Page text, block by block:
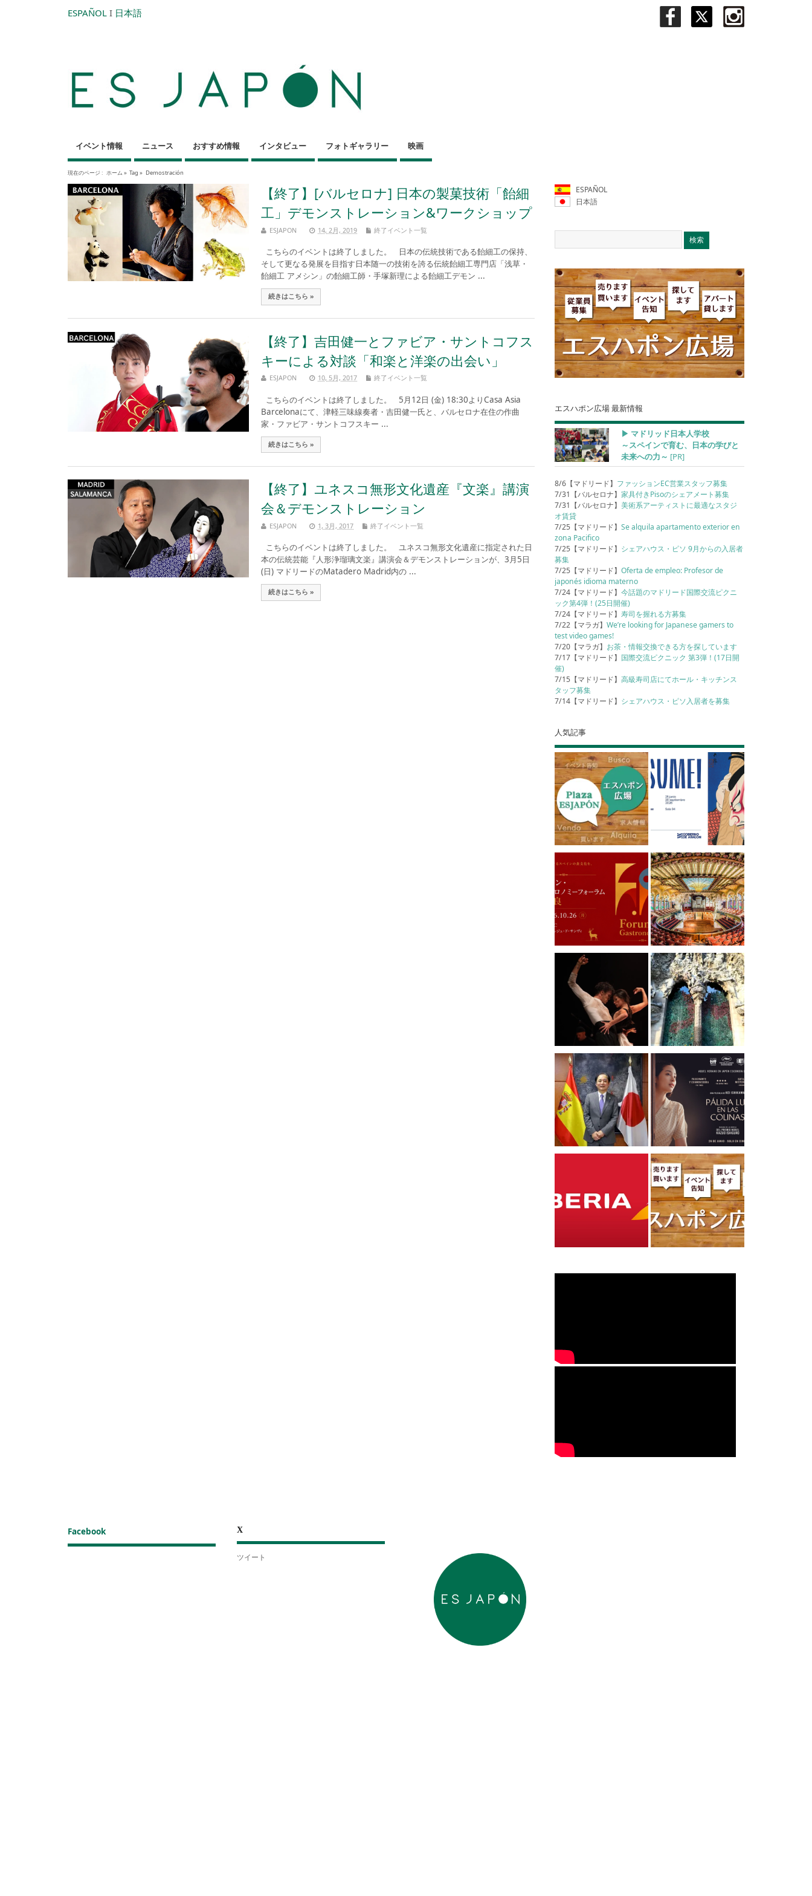
ESPAÑOL I 日本語
イベント情報 ニュース おすすめ情報 インタビュー フォトギャラリー 映画
現在のページ : ホーム » Tag » Demostración
【終了】[バルセロナ] 日本の製菓技術「飴細
工」デモンストレーション&ワークショップ
ESJAPON 14, 2月, 2019 終了イベント一覧
こちらのイベントは終了しました。 日本の伝統技術である飴細工の保持、
そして更なる発展を目指す日本随一の技術を誇る伝統飴細工専門店「浅草・
飴細工 アメシン」の飴細工師・手塚新理による飴細工デモン ...
続きはこちら »
【終了】吉田健一とファビア・サントコフス
キーによる対談「和楽と洋楽の出会い」
ESJAPON 10, 5月, 2017 終了イベント一覧
こちらのイベントは終了しました。 5月12日 (金) 18:30よりCasa Asia
Barcelonaにて、津軽三味線奏者・吉田健一氏と、バルセロナ在住の作曲
家・ファビア・サントコフスキー ...
続きはこちら »
【終了】ユネスコ無形文化遺産『文楽』講演
会＆デモンストレーション
ESJAPON 1, 3月, 2017 終了イベント一覧
こちらのイベントは終了しました。 ユネスコ無形文化遺産に指定された日
本の伝統芸能『人形浄瑠璃文楽』講演会＆デモンストレーションが、3月5日
(日) マドリードのMatadero Madrid内の ...
続きはこちら »
ESPAÑOL
日本語
エスハポン広場 最新情報
▶︎ マドリッド日本人学校
～スペインで育む、日本の学びと
未来への力～ [PR]
8/6【マドリード】 ファッションEC営業スタッフ募集
7/31【バルセロナ】家具付きPisoのシェアメート募集
7/31【バルセロナ】美術系アーティストに最適なスタジ
オ賃貸
7/25【マドリード】Se alquila apartamento exterior en
zona Pacifico
7/25【マドリード】 シェアハウス・ピソ 9月からの入居者
募集
7/25【マドリード】Oferta de empleo: Profesor de
japonés idioma materno
7/24【マドリード】今話題のマドリード国際交流ピクニ
ック第4弾！(25日開催)
7/24【マドリード】寿司を握れる方募集
7/22【マラガ】We’re looking for Japanese gamers to
test video games!
7/20【マラガ】 お茶・情報交換できる方を探しています
7/17【マドリード】 国際交流ピクニック 第3弾！(17日開
催)
7/15【マドリード】高級寿司店にてホール・キッチンス
タッフ募集
7/14【マドリード】 シェアハウス・ピソ入居者を募集
人気記事
Facebook X
ツイート